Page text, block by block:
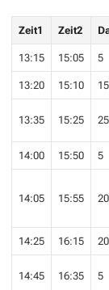
Zeit1 Zeit2
13:15 15:05 5
13:20 15:10 15
13:35 15:25 25
14:00 15:50 5
14:05 15:55 20
14:25 16:15 20
14:45 16:35 5